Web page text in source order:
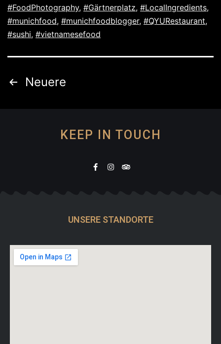
#FoodPhotography, #Gärtnerplatz, #LocalIngredients,
#munichfood, #munichfoodblogger, #QYURestaurant,
#sushi, #vietnamesefood
Neuere
KEEP IN TOUCH
UNSERE STANDORTE